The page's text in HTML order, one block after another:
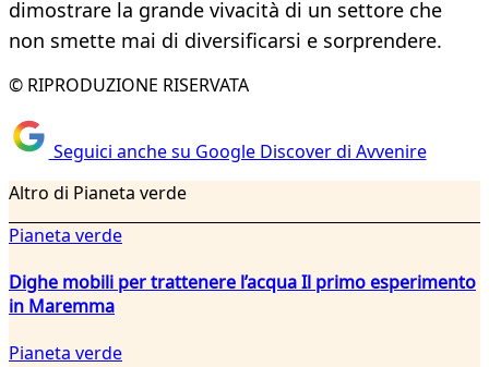
dimostrare la grande vivacità di un settore che
non smette mai di diversificarsi e sorprendere.
© RIPRODUZIONE RISERVATA
Seguici anche su Google Discover di Avvenire
Altro di Pianeta verde
Pianeta verde
Dighe mobili per trattenere l’acqua Il primo esperimento
in Maremma
Pianeta verde